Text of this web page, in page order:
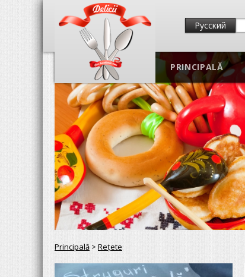
Русский
PRINCIPALĂ
Principală > Reţete